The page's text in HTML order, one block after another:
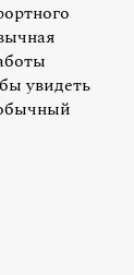
увидеть